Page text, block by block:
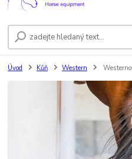
Úvod Kůň Western